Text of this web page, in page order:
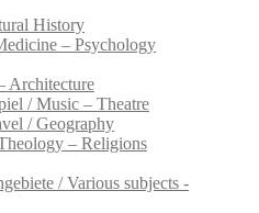
History
– Psychology
Architecture
/ Music – Theatre
/ Geography
– Religions
/ Various subjects -